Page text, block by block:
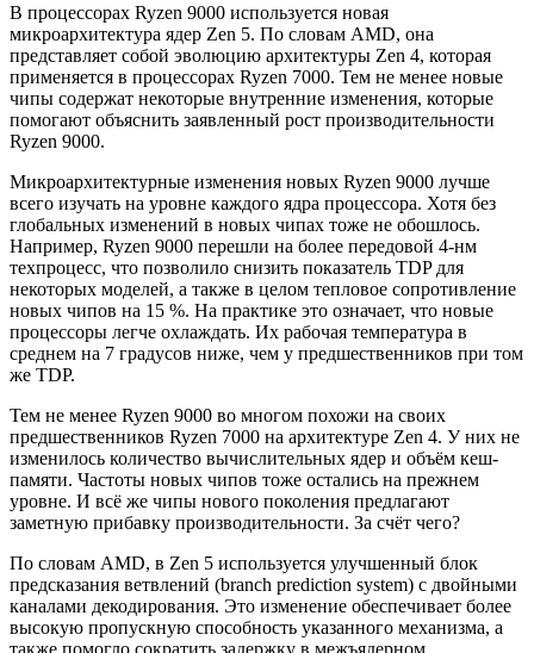
В процессорах Ryzen 9000 используется новая
микроархитектура ядер Zen 5. По словам AMD, она
представляет собой эволюцию архитектуры Zen 4, которая
применяется в процессорах Ryzen 7000. Тем не менее новые
чипы содержат некоторые внутренние изменения, которые
помогают объяснить заявленный рост производительности
Ryzen 9000.
Микроархитектурные изменения новых Ryzen 9000 лучше
всего изучать на уровне каждого ядра процессора. Хотя без
глобальных изменений в новых чипах тоже не обошлось.
Например, Ryzen 9000 перешли на более передовой 4-нм
техпроцесс, что позволило снизить показатель TDP для
некоторых моделей, а также в целом тепловое сопротивление
новых чипов на 15 %. На практике это означает, что новые
процессоры легче охлаждать. Их рабочая температура в
среднем на 7 градусов ниже, чем у предшественников при том
же TDP.
Тем не менее Ryzen 9000 во многом похожи на своих
предшественников Ryzen 7000 на архитектуре Zen 4. У них не
изменилось количество вычислительных ядер и объём кеш-
памяти. Частоты новых чипов тоже остались на прежнем
уровне. И всё же чипы нового поколения предлагают
заметную прибавку производительности. За счёт чего?
По словам AMD, в Zen 5 используется улучшенный блок
предсказания ветвлений (branch prediction system) с двойными
каналами декодирования. Это изменение обеспечивает более
высокую пропускную способность указанного механизма, а
также помогло сократить задержку в межъядерном